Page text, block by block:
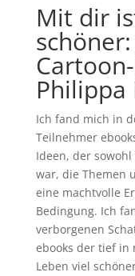
Mit dir
Philippa
Ich fand mich in
Teilnehmer
Ideen, der
war, die Themen
eine machtvolle
Bedingung. Ich
verborgenen
ebooks der tief
Leben viel